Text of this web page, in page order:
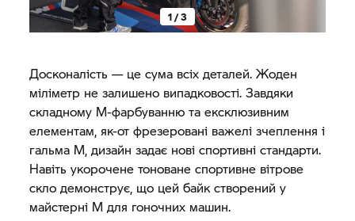
1 / 3
Досконалість — це сума всіх деталей. Жоден
міліметр не залишено випадковості. Завдяки
складному M-фарбуванню та ексклюзивним
елементам, як-от фрезеровані важелі зчеплення і
гальма M, дизайн задає нові спортивні стандарти.
Навіть укорочене тоноване спортивне вітрове
скло демонструє, що цей байк створений у
майстерні M для гоночних машин.